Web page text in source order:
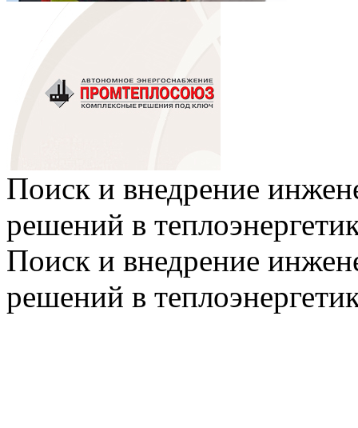
Поиск и внедрение
решений в
Поиск и внедрение
решений в